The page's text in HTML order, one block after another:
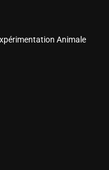
Animale